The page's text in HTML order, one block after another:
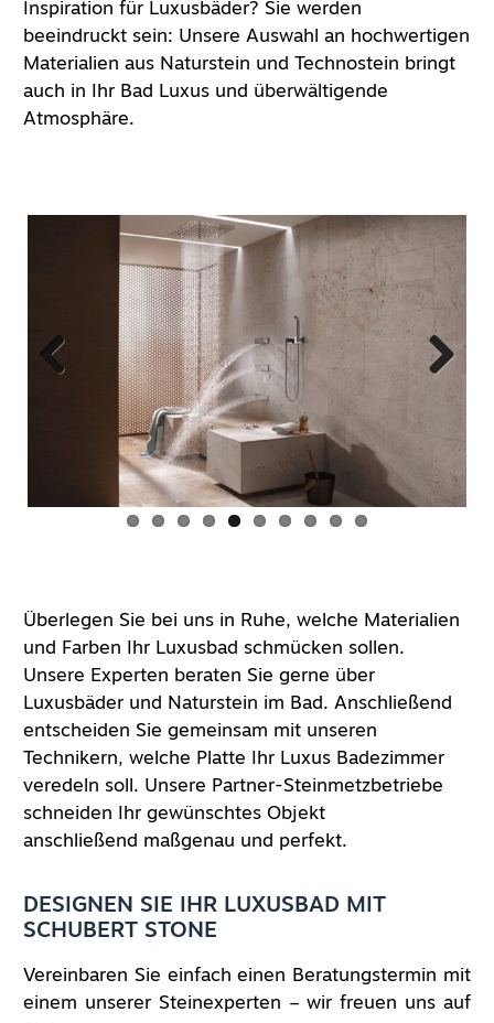
Inspiration für Luxusbäder? Sie werden
beeindruckt sein: Unsere Auswahl an hochwertigen
Materialien aus Naturstein und Technostein bringt
auch in Ihr Bad Luxus und überwältigende
Atmosphäre.
Überlegen Sie bei uns in Ruhe, welche Materialien
und Farben Ihr Luxusbad schmücken sollen.
Unsere Experten beraten Sie gerne über
Luxusbäder und Naturstein im Bad. Anschließend
entscheiden Sie gemeinsam mit unseren
Technikern, welche Platte Ihr Luxus Badezimmer
veredeln soll. Unsere Partner-Steinmetzbetriebe
schneiden Ihr gewünschtes Objekt
anschließend maßgenau und perfekt.
DESIGNEN SIE IHR LUXUSBAD MIT
SCHUBERT STONE
Vereinbaren Sie einfach einen Beratungstermin mit
einem unserer Steinexperten – wir freuen uns auf